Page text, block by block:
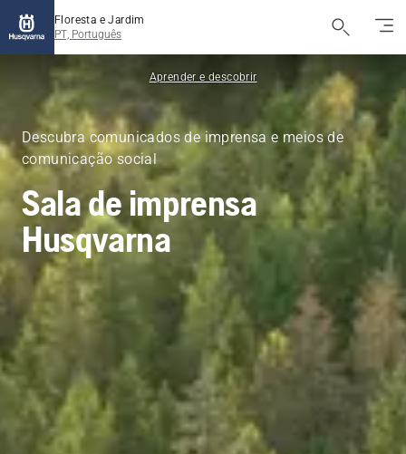
Floresta e Jardim
PT, Português
Aprender e descobrir
Descubra comunicados de imprensa e meios de
comunicação social
Sala de imprensa
Husqvarna